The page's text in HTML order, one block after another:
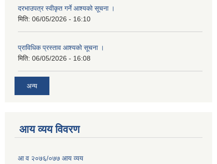
दरभाउपत्र स्वीकृत गर्ने आश्यको सूचना ।
मिति: 06/05/2026 - 16:10
प्राविधिक प्रस्ताव आश्यको सूचना ।
मिति: 06/05/2026 - 16:08
अन्य
आय व्यय विवरण
आ व २०७६/०७७ आय व्यय